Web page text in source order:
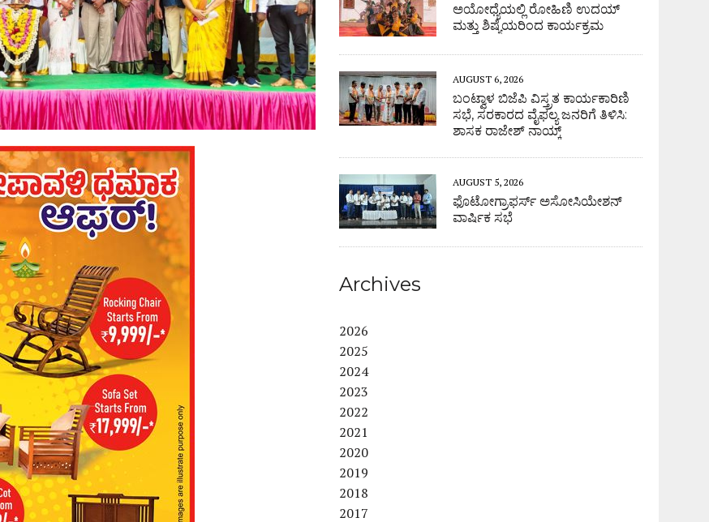
ಅಯೋಧ್ಯೆಯಲ್ಲಿ ರೋಹಿಣಿ ಉದಯ್
ಮತ್ತು ಶಿಷ್ಯೆಯರಿಂದ ಕಾರ್ಯಕ್ರಮ
AUGUST 6, 2026
ಬಂಟ್ವಾಳ ಬಿಜೆಪಿ ವಿಸ್ತ್ರತ ಕಾರ್ಯಕಾರಿಣಿ
ಸಭೆ, ಸರಕಾರದ ವೈಫಲ್ಯ ಜನರಿಗೆ ತಿಳಿಸಿ:
ಶಾಸಕ ರಾಜೇಶ್ ನಾಯ್ಕ್
AUGUST 5, 2026
ಫೊಟೋಗ್ರಾಫರ್ಸ್ ಅಸೋಸಿಯೇಶನ್
ವಾರ್ಷಿಕ ಸಭೆ
Archives
2026
2025
2024
2023
2022
2021
2020
2019
2018
2017